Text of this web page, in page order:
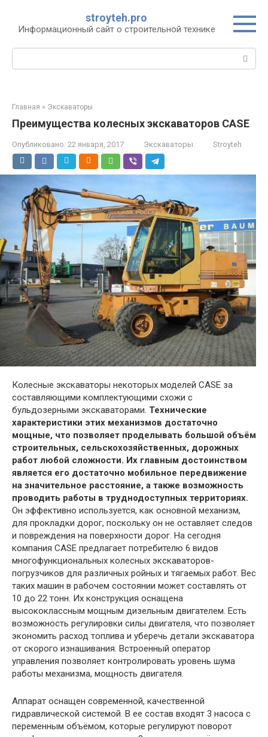
контенту
stroyteh.pro
Информационный сайт о строительной технике
Главная » Экскаваторы
Преимущества колесных экскаваторов CASE
Опубликовано: 22 января, 2017 Экскаваторы Stroyteh
Колесные экскаваторы некоторых моделей CASE за
составляющими комплектующими схожи с
бульдозерными экскаваторами. Технические
характеристики этих механизмов достаточно
мощные, что позволяет проделывать большой объём
строительных, сельскохозяйственных, дорожных
работ любой сложности. Их главным достоинством
является его достаточно мобильное передвижение
на значительное расстояние, а также возможность
проводить работы в труднодоступных территориях.
Он эффективно используется, как основной механизм,
для прокладки дорог, поскольку он не оставляет следов
и повреждения на поверхности дорог. На сегодня
компания CASE предлагает потребителю 6 видов
многофункциональных колесных экскаваторов-
погрузчиков для различных ройных и тягаемых работ. Вес
таких машин в рабочем состоянии может составлять от
10 до 22 тонн. Их конструкция оснащена
высококлассным мощным дизельным двигателем. Есть
возможность регулировки силы двигателя, что позволяет
экономить расход топлива и уберечь детали экскаватора
от скорого изнашивания. Встроенный оператор
управления позволяет контролировать уровень шума
работы механизма, мощность двигателя.
Аппарат оснащен современной, качественной
гидравлической системой. В ее состав входят 3 насоса с
переменным объёмом, которые регулируют поворот